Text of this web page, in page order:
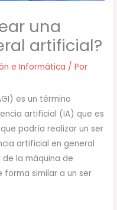
una
artificial?
e Informática / Por
es un término
artificial (IA) que es
podría realizar un ser
artificial en general
la máquina de
forma similar a un ser